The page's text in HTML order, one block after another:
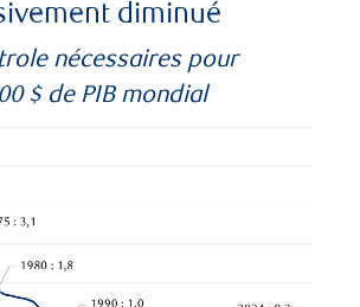
diminué
nécessaires pour
$ de PIB mondial